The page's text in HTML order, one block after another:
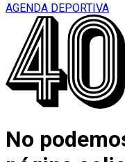
AGENDA DEPORTIVA
No